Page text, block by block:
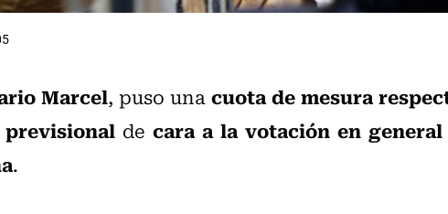
Marcel, puso unacuota de mesura
decara a la votación en
.